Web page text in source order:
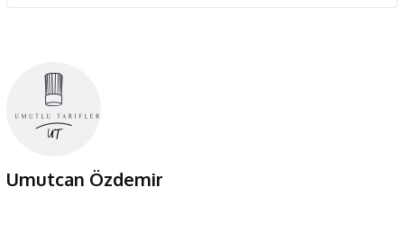
Umutcan Özdemir